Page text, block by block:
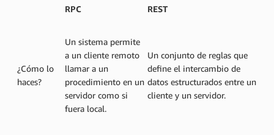
RPC REST
¿Cómo lo
haces?
Un sistema permite
a un cliente remoto
llamar a un
procedimiento en un
servidor como si
fuera local.
Un conjunto de reglas que
define el intercambio de
datos estructurados entre un
cliente y un servidor.